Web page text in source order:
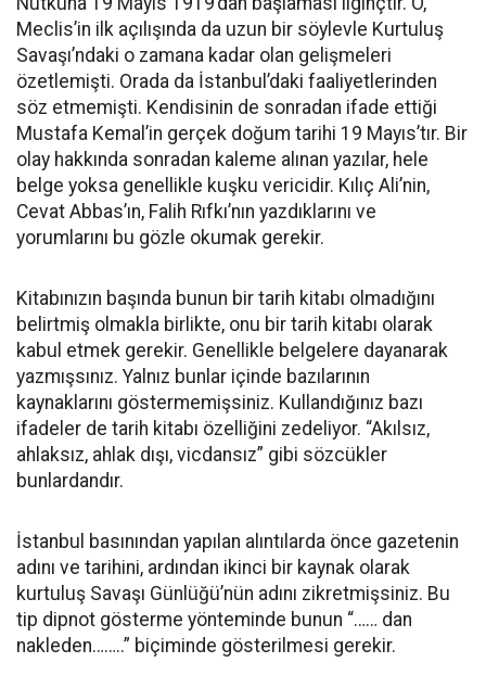
Meclis’in ilk açılışında da uzun bir söylevle Kurtuluş
Savaşı’ndaki o zamana kadar olan gelişmeleri
özetlemişti. Orada da İstanbul’daki faaliyetlerinden
söz etmemişti. Kendisinin de sonradan ifade ettiği
Mustafa Kemal’in gerçek doğum tarihi 19 Mayıs’tır. Bir
olay hakkında sonradan kaleme alınan yazılar, hele
belge yoksa genellikle kuşku vericidir. Kılıç Ali’nin,
Cevat Abbas’ın, Falih Rıfkı’nın yazdıklarını ve
yorumlarını bu gözle okumak gerekir.
Kitabınızın başında bunun bir tarih kitabı olmadığını
belirtmiş olmakla birlikte, onu bir tarih kitabı olarak
kabul etmek gerekir. Genellikle belgelere dayanarak
yazmışsınız. Yalnız bunlar içinde bazılarının
kaynaklarını göstermemişsiniz. Kullandığınız bazı
ifadeler de tarih kitabı özelliğini zedeliyor. “Akılsız,
ahlaksız, ahlak dışı, vicdansız” gibi sözcükler
bunlardandır.
İstanbul basınından yapılan alıntılarda önce gazetenin
adını ve tarihini, ardından ikinci bir kaynak olarak
kurtuluş Savaşı Günlüğü’nün adını zikretmişsiniz. Bu
tip dipnot gösterme yönteminde bunun “…… dan
nakleden……..” biçiminde gösterilmesi gerekir.